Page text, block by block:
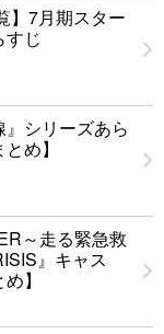
】7月期スター
すじ
シリーズあら
め】
～走る緊急救
』キャス
】